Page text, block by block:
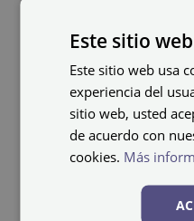
Este sitio
Este sitio web usa
experiencia del
sitio web, usted
de acuerdo con
cookies. Más